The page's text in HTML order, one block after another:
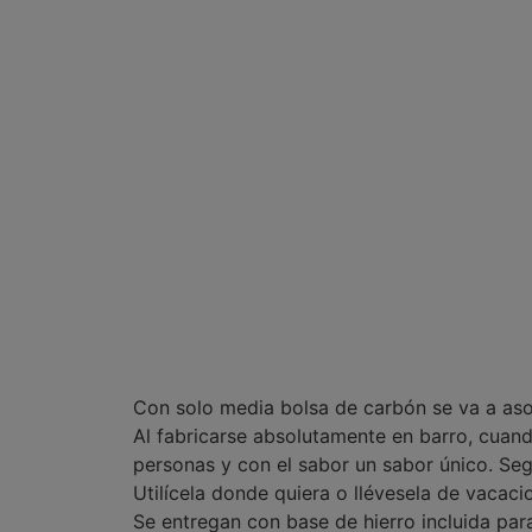
Con solo media bolsa de carbón se va a
Al fabricarse absolutamente en barro,
personas y con el sabor un sabor único.
Utilícela donde quiera o llévesela de
Se entregan con base de hierro incluida